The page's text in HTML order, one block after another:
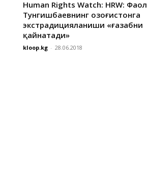
Human Rights Watch: HRW: Фаол
Тунгишбаевнинг Қозоғистонга
экстрадицияланиши «ғазабни
қайнатади»
kloop.kg - 28.06.2018